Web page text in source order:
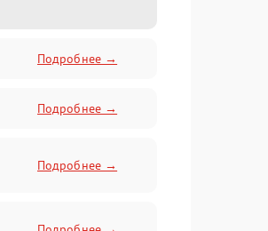
Подробнее →
Подробнее →
Подробнее →